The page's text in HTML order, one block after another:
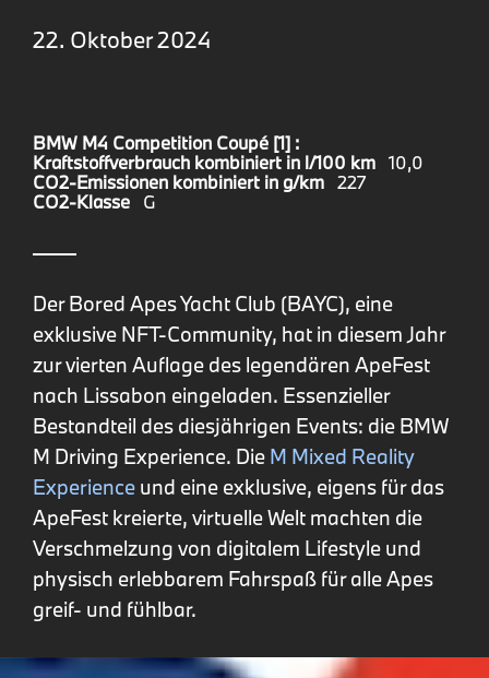
22. Oktober 2024
BMW M4 Competition Coupé [1] :
Kraftstoffverbrauch kombiniert in l/100 km 10,0
CO2-Emissionen kombiniert in g/km 227
CO2-Klasse
G
Der Bored Apes Yacht Club (BAYC), eine
exklusive NFT-Community, hat in diesem Jahr
zur vierten Auflage des legendären ApeFest
nach Lissabon eingeladen. Essenzieller
Bestandteil des diesjährigen Events: die BMW
M Driving Experience. Die M Mixed Reality
Experience und eine exklusive, eigens für das
ApeFest kreierte, virtuelle Welt machten die
Verschmelzung von digitalem Lifestyle und
physisch erlebbarem Fahrspaß für alle Apes
greif- und fühlbar.